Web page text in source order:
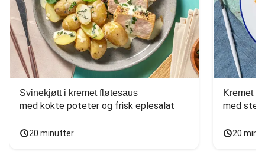
Svinekjøtt i kremet fløtesaus
med kokte poteter og frisk eplesalat
20 minutter
Kremet
med
20